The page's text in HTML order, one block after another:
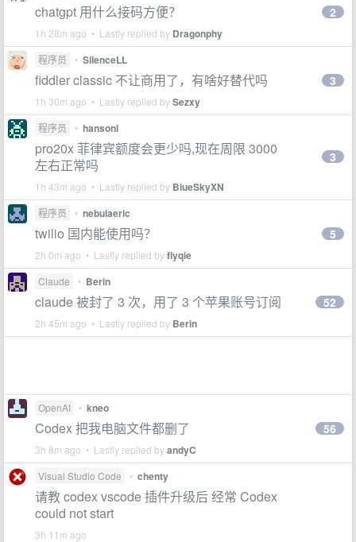
chatgpt 用什么接码方便？
1h 28m ago • Lastly replied by Dragonphy
2
程序员 • SilenceLL
fiddler classic 不让商用了，有啥好替代吗
1h 30m ago • Lastly replied bySezxy
3
程序员 • hansonl
pro20x 菲律宾额度会更少吗,现在周限 3000
左右正常吗
1h 43m ago • Lastly replied by BlueSkyXN
3
程序员 • nebulaeric
twilio 国内能使用吗？
2h 0m ago • Lastly replied byflyqie
5
Claude • Berin
claude 被封了 3 次，用了 3 个苹果账号订阅
2h 45m ago • Lastly replied by Berin
52
OpenAI • kneo
Codex 把我电脑文件都删了
3h 8m ago • Lastly replied byandyC
56
Visual Studio Code • chenty
请教 codex vscode 插件升级后 经常 Codex
could not start
3h 11m ago